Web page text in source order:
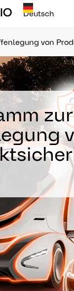
von
zur